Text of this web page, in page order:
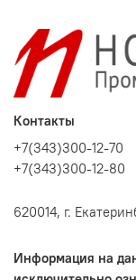
Контакты
+7(343)300-12-70
+7(343)300-12-80
620014, г.
Информация на